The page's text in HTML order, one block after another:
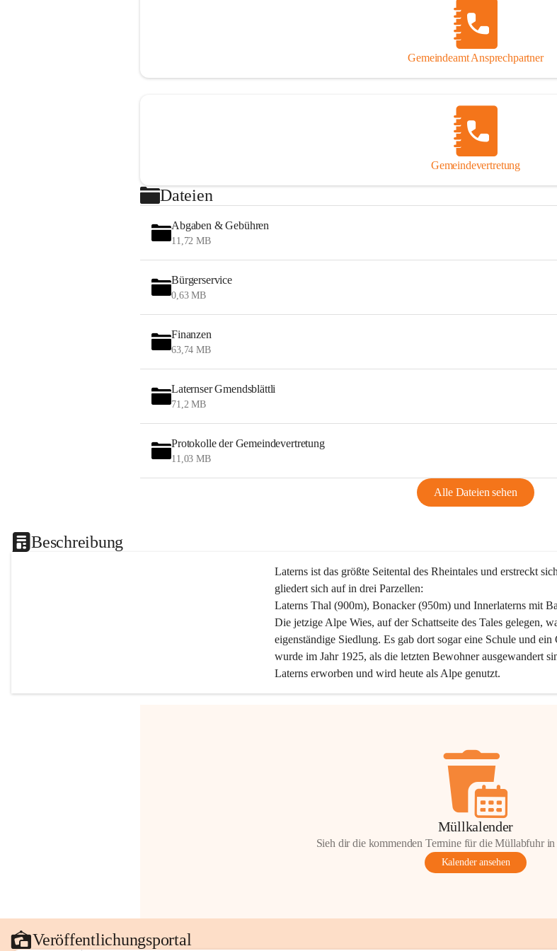
Gemeindeamt Ansprechpartner
Gemeindevertretung
Dateien
Abgaben & Gebühren
11,72 MB
Bürgerservice
0,63 MB
Finanzen
63,74 MB
Laternser Gmendsblättli
71,2 MB
Protokolle der Gemeindevertretung
11,03 MB
Alle Dateien sehen
Beschreibung
Laterns ist das größte Seitental des Rheintales und erstreckt
gliedert sich auf in drei Parzellen:
Laterns Thal (900m), Bonacker (950m) und Innerlaterns mit
Die jetzige Alpe Wies, auf der Schattseite des Tales gelegen,
eigenständige Siedlung. Es gab dort sogar eine Schule und ein
wurde im Jahr 1925, als die letzten Bewohner ausgewandert
Laterns erworben und wird heute als Alpe genutzt.
Müllkalender
Sieh dir die kommenden Termine für die Müllabfuhr
Kalender ansehen
Veröffentlichungsportal